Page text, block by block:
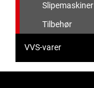
Tilbehør
VVS-varer